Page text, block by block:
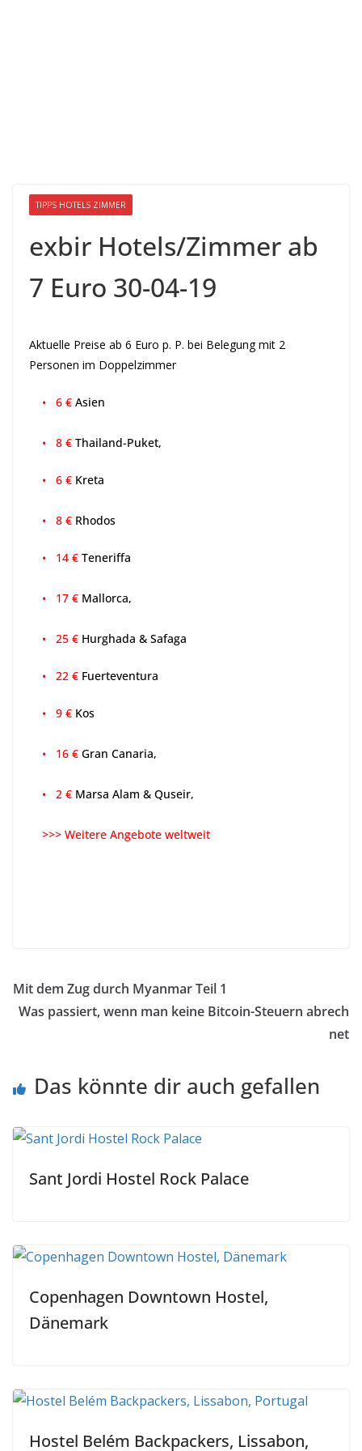
TIPPS HOTELS ZIMMER
exbir Hotels/Zimmer ab
7 Euro 30-04-19
Aktuelle Preise ab 6 Euro p. P. bei Belegung mit 2
Personen im Doppelzimmer
• 6 € Asien
• 8 € Thailand-Puket,
• 6 € Kreta
• 8 € Rhodos
• 14 € Teneriffa
• 17 € Mallorca,
• 25 € Hurghada & Safaga
• 22 € Fuerteventura
• 9 € Kos
• 16 € Gran Canaria,
• 2 € Marsa Alam & Quseir,
>>> Weitere Angebote weltweit
Mit dem Zug durch Myanmar Teil 1
Was passiert, wenn man keine Bitcoin-Steuern abrech
net
Das könnte dir auch gefallen
Sant Jordi Hostel Rock Palace
Copenhagen Downtown Hostel,
Dänemark
Hostel Belém Backpackers, Lissabon,